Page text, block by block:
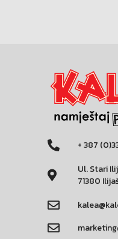
+ 387
Ul. Stari
71380